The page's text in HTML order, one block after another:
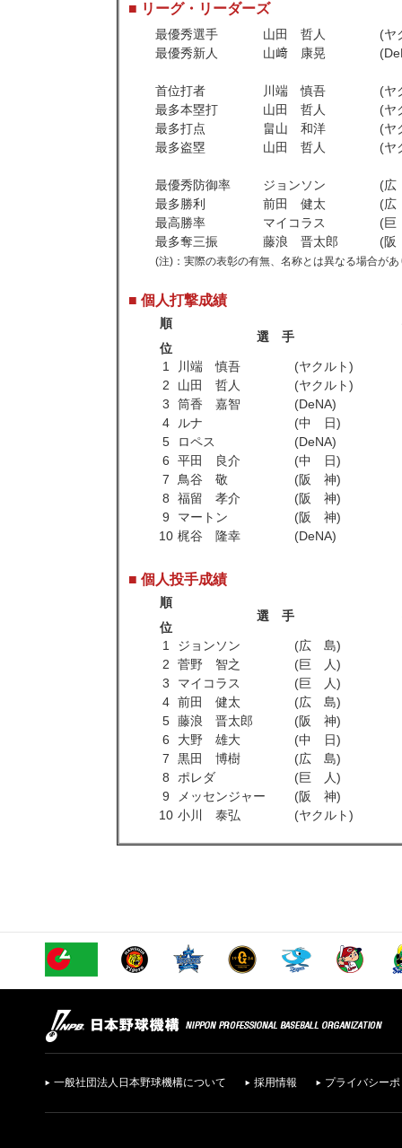
■ リーグ・リーダーズ
最優秀選手 山田 哲人
(ヤ
最優秀新人
山﨑 康晃
首位打者 川端 慎吾
(ヤ
最多本塁打
山田 哲人
(ヤ
最多打点
畠山 和洋
(ヤ
最多盗塁
山田 哲人 (ヤ
最優秀防御率 ジョンソン
(
最多勝利
前田 健太
(
最高勝率
マイコラス
(
最多奪三振
藤浪 晋太郎 (
(注)：実際の表彰の有無、名称とは異なる場合があ
■ 個人打撃成績
順
位
選 手
1 川端 慎吾
(ヤクルト)
2
山田 哲人
(ヤクルト)
3
筒香 嘉智
(DeNA)
4
ルナ
(中 日)
5
ロペス
(DeNA)
6
平田 良介
(中 日)
7
鳥谷 敬
(阪 神)
8
福留 孝介
(阪 神)
9
マートン
(阪 神)
10 梶谷 隆幸 (DeNA)
■ 個人投手成績
順
位
選 手
1 ジョンソン
(広 島)
2
菅野 智之
(巨 人)
3
マイコラス
(巨 人)
4 前田 健太
(広 島)
5 藤浪 晋太郎
(阪 神)
6
大野 雄大
(中 日)
7
黒田 博樹
(広 島)
8
ポレダ
(巨 人)
9
メッセンジャー
(阪 神)
10 小川 泰弘 (ヤクルト)
一般社団法人日本野球機構について 採用情報 プライバシー